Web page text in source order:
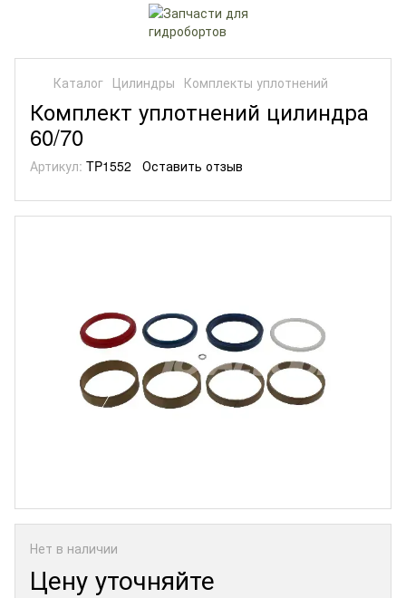
Каталог Цилиндры Комплекты уплотнений
Комплект уплотнений цилиндра
60/70
Артикул: TP1552 Оставить отзыв
Нет в наличии
Цену уточняйте